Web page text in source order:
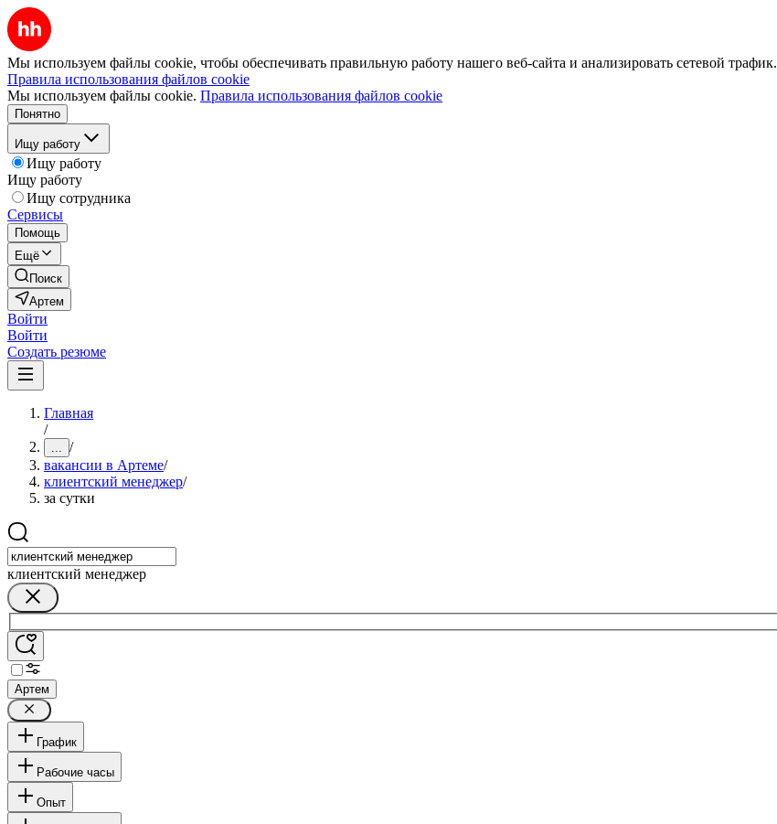
Мы используем файлы cookie, чтобы обеспечивать правильную работу нашего веб-сайта и анализировать сетевой трафик.
Правила использования файлов cookie
Мы используем файлы cookie. Правила использования файлов cookie
Понятно
Ищу работу
Ищу работу
Ищу работу
Ищу сотрудника
Сервисы
Помощь
Ещё
Поиск
Артем
Войти
Войти
Создать резюме
Главная
/
... /
вакансии в Артеме/
клиентский менеджер/
за сутки
клиентский менеджер
Артем
График
Рабочие часы
Опыт